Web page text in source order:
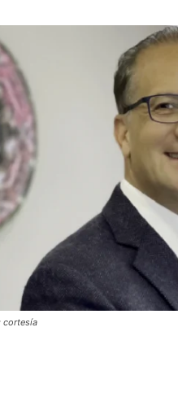
cortesía